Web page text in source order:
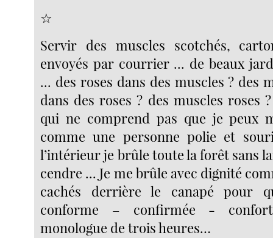
☆
Servir des muscles scotchés,
envoyés par courrier ... de beaux
... des roses dans des muscles ? des
dans des roses ? des muscles roses
qui ne comprend pas que je peux
comme une personne polie et
l’intérieur je brûle toute la forêt sans
cendre ... Je me brûle avec dignité
cachés derrière le canapé pour
conforme – confirmée -
monologue de trois heures…